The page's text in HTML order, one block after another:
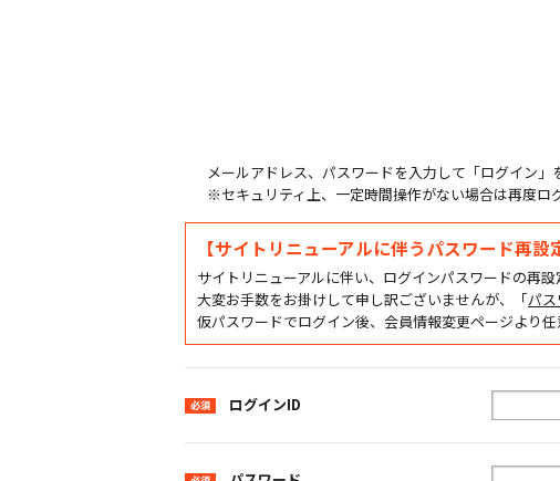
メールアドレス、パスワードを入力して「ログイン」
※セキュリティ上、一定時間操作がない場合は再度ロ
【サイトリニューアルに伴うパスワード再設
サイトリニューアルに伴い、ログインパスワードの再設
大変お手数をお掛けして申し訳ございませんが、「パ
仮パスワードでログイン後、会員情報変更ページより
ログインID